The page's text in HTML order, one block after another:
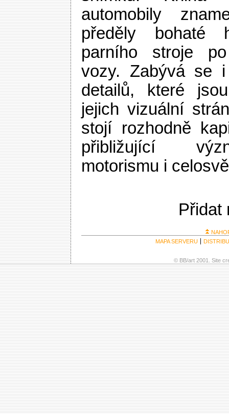
automobily
předěly bohaté
parního stroje
vozy. Zabývá se
detailů, které
jejich vizuální
stojí rozhodně
přibližující
motorismu i
Přidat
MAPA SERVERU
© BB/art 2001. Site